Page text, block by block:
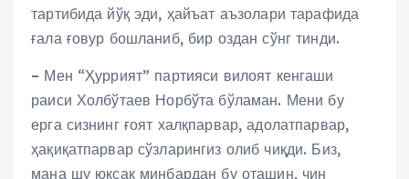
тартибида йўқ эди, ҳайъат аъзолари тарафида
ғала ғовур бошланиб, бир оздан сўнг тинди.
– Мен “Ҳуррият” партияси вилоят кенгаши
раиси Холбўтаев Норбўта бўламан. Мени бу
ерга сизнинг ғоят халқпарвар, адолатпарвар,
ҳақиқатпарвар сўзларингиз олиб чиқди. Биз,
мана шу юксак минбардан бу оташин, чин